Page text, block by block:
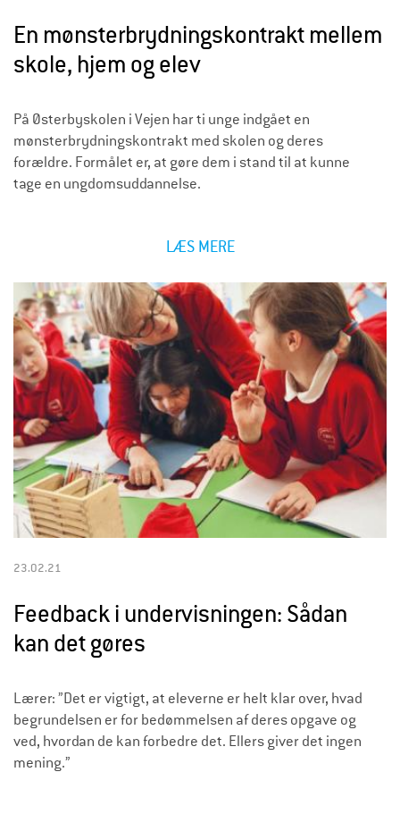
En mønsterbrydningskontrakt mellem
skole, hjem og elev
På Østerbyskolen i Vejen har ti unge indgået en
mønsterbrydningskontrakt med skolen og deres
forældre. Formålet er, at gøre dem i stand til at kunne
tage en ungdomsuddannelse.
LÆS MERE
23.02.21
Feedback i undervisningen: Sådan
kan det gøres
Lærer: ”Det er vigtigt, at eleverne er helt klar over, hvad
begrundelsen er for bedømmelsen af deres opgave og
ved, hvordan de kan forbedre det. Ellers giver det ingen
mening.”